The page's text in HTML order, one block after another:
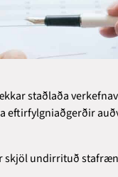
staðlaða
skjöl undirrituð